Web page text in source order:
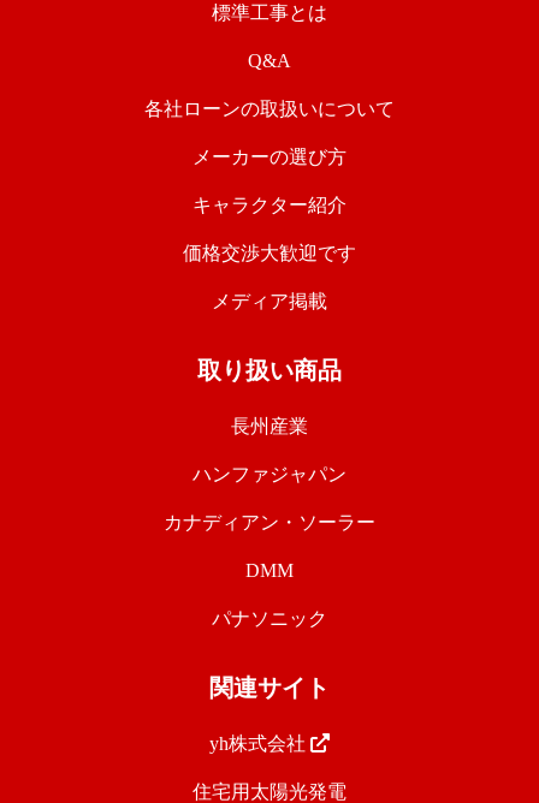
標準工事とは
Q&A
各社ローンの取扱いについて
メーカーの選び方
キャラクター紹介
価格交渉大歓迎です
メディア掲載
取り扱い商品
長州産業
ハンファジャパン
カナディアン・ソーラー
DMM
パナソニック
関連サイト
yh株式会社
住宅用太陽光発電